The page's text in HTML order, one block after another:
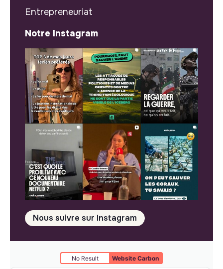
Entrepreneuriat
Notre Instagram
Nous suivre sur Instagram
No Result Website Carbon